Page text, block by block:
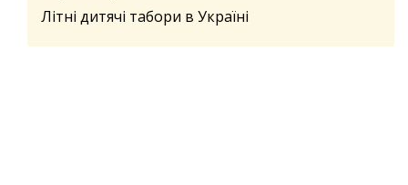
Літні дитячі табори в Україні